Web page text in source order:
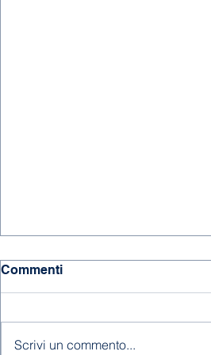
Chiusura estiva
Commenti
Scrivi un commento...